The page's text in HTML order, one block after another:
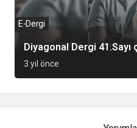
Diyagonal Dergi 41.Sayı
E-Dergi
3 yıl önce